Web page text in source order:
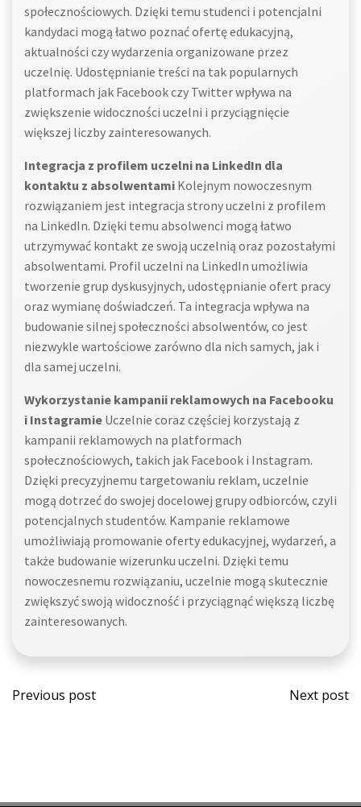
społecznościowych. Dzięki temu studenci i potencjalni
kandydaci mogą łatwo poznać ofertę edukacyjną,
aktualności czy wydarzenia organizowane przez
uczelnię. Udostępnianie treści na tak popularnych
platformach jak Facebook czy Twitter wpływa na
zwiększenie widoczności uczelni i przyciągnięcie
większej liczby zainteresowanych.
Integracja z profilem uczelni na LinkedIn dla
kontaktu z absolwentami Kolejnym nowoczesnym
rozwiązaniem jest integracja strony uczelni z profilem
na LinkedIn. Dzięki temu absolwenci mogą łatwo
utrzymywać kontakt ze swoją uczelnią oraz pozostałymi
absolwentami. Profil uczelni na LinkedIn umożliwia
tworzenie grup dyskusyjnych, udostępnianie ofert pracy
oraz wymianę doświadczeń. Ta integracja wpływa na
budowanie silnej społeczności absolwentów, co jest
niezwykle wartościowe zarówno dla nich samych, jak i
dla samej uczelni.
Wykorzystanie kampanii reklamowych na Facebooku
i Instagramie Uczelnie coraz częściej korzystają z
kampanii reklamowych na platformach
społecznościowych, takich jak Facebook i Instagram.
Dzięki precyzyjnemu targetowaniu reklam, uczelnie
mogą dotrzeć do swojej docelowej grupy odbiorców, czyli
potencjalnych studentów. Kampanie reklamowe
umożliwiają promowanie oferty edukacyjnej, wydarzeń, a
także budowanie wizerunku uczelni. Dzięki temu
nowoczesnemu rozwiązaniu, uczelnie mogą skutecznie
zwiększyć swoją widoczność i przyciągnąć większą liczbę
zainteresowanych.
Post
Previous post
Post
Next post